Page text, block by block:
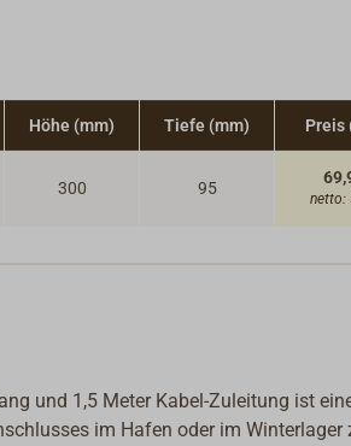
Höhe (mm) Tiefe (mm) Preis
300 95
netto:
und 1,5 Meter Kabel-Zuleitung ist
im Hafen oder im Winterlager